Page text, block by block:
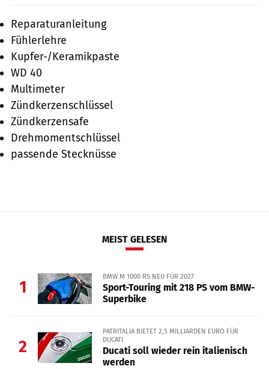
Reparaturanleitung
Fühlerlehre
Kupfer-/Keramikpaste
WD 40
Multimeter
Zündkerzenschlüssel
Zündkerzensafe
Drehmomentschlüssel
passende Stecknüsse
MEIST GELESEN
1
BMW M 1000 RS NEU FÜR 2027
Sport-Touring mit 218 PS vom BMW-
Superbike
2
PATRITALIA BIETET 2,5 MILLIARDEN EURO FÜR
DUCATI
Ducati soll wieder rein italienisch
werden